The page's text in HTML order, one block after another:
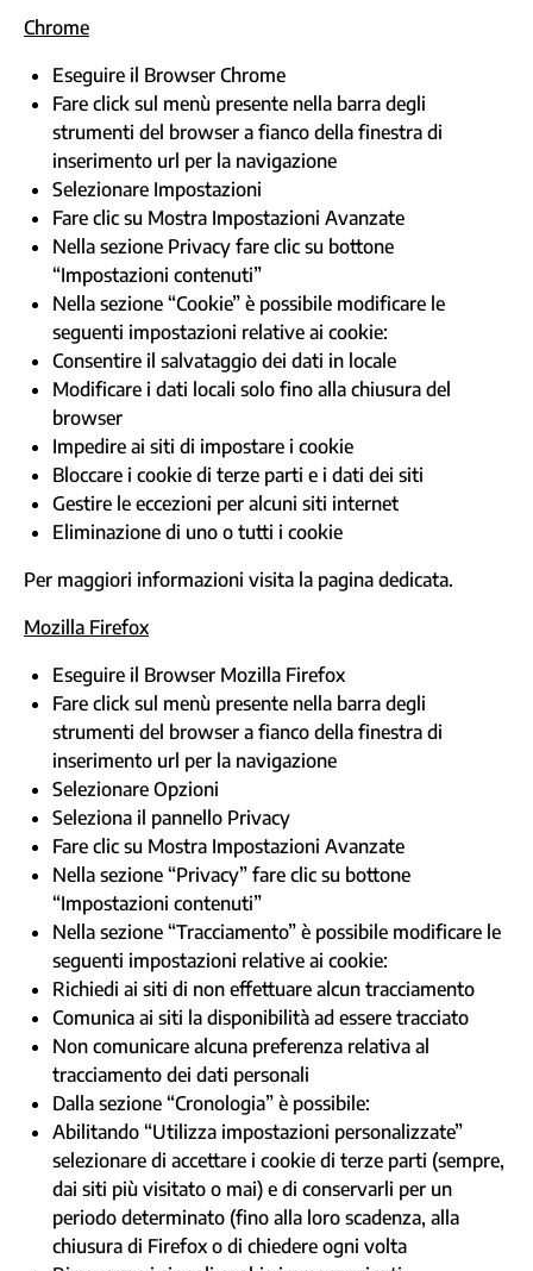
Chrome
Eseguire il Browser Chrome
Fare click sul menù presente nella barra degli
strumenti del browser a fianco della finestra di
inserimento url per la navigazione
Selezionare Impostazioni
Fare clic su Mostra Impostazioni Avanzate
Nella sezione Privacy fare clic su bottone
“Impostazioni contenuti”
Nella sezione “Cookie” è possibile modificare le
seguenti impostazioni relative ai cookie:
Consentire il salvataggio dei dati in locale
Modificare i dati locali solo fino alla chiusura del
browser
Impedire ai siti di impostare i cookie
Bloccare i cookie di terze parti e i dati dei siti
Gestire le eccezioni per alcuni siti internet
Eliminazione di uno o tutti i cookie
Per maggiori informazioni visita la pagina dedicata.
Mozilla Firefox
Eseguire il Browser Mozilla Firefox
Fare click sul menù presente nella barra degli
strumenti del browser a fianco della finestra di
inserimento url per la navigazione
Selezionare Opzioni
Seleziona il pannello Privacy
Fare clic su Mostra Impostazioni Avanzate
Nella sezione “Privacy” fare clic su bottone
“Impostazioni contenuti”
Nella sezione “Tracciamento” è possibile modificare le
seguenti impostazioni relative ai cookie:
Richiedi ai siti di non effettuare alcun tracciamento
Comunica ai siti la disponibilità ad essere tracciato
Non comunicare alcuna preferenza relativa al
tracciamento dei dati personali
Dalla sezione “Cronologia” è possibile:
Abilitando “Utilizza impostazioni personalizzate”
selezionare di accettare i cookie di terze parti (sempre,
dai siti più visitato o mai) e di conservarli per un
periodo determinato (fino alla loro scadenza, alla
chiusura di Firefox o di chiedere ogni volta